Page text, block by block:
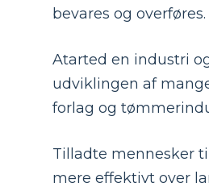
bevares og overføres.
Atarted en industri
udviklingen af
forlag og
Tilladte mennesker
mere effektivt over